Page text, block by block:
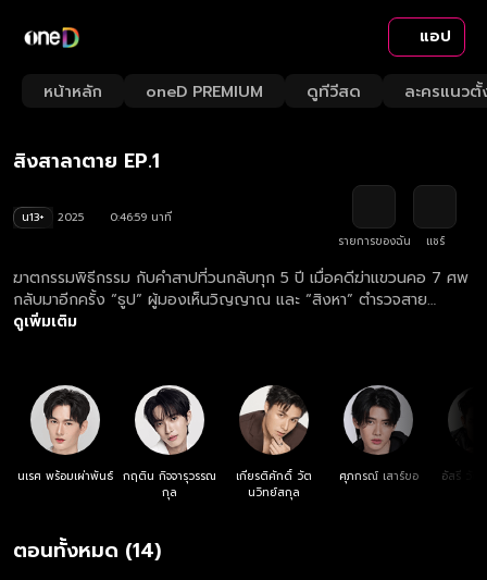
แอป
หน้าหลัก oneD PREMIUM ดูทีวีสด ละครแนวตั้
Loaded:
2.11%
Rate
สิงสาลาตาย EP.1
น13+ 2025
0:46:59 นาที
รายการของฉัน
แชร์
ฆาตกรรมพิธีกรรม กับคำสาปที่วนกลับทุก 5 ปี เมื่อคดีฆ่าแขวนคอ 7 ศพ
กลับมาอีกครั้ง “ธูป” ผู้มองเห็นวิญญาณ และ “สิงหา” ตำรวจสาย
วิทยาศาสตร์ ต้องร่วมมือกัน ก่อนศรัทธาจะกลายเป็นอาวุธสังหารที่น่า
ดูเพิ่มเติม
นเรศ พร้อมเผ่าพันธ์ กฤติน กิจจารุวรรณ
กุล
เกียรติศักดิ์ วัต
นวิทย์สกุล
ศุภกรณ์ เสาร์ขอ อัสรี วัฒ
ตอนทั้งหมด (14)